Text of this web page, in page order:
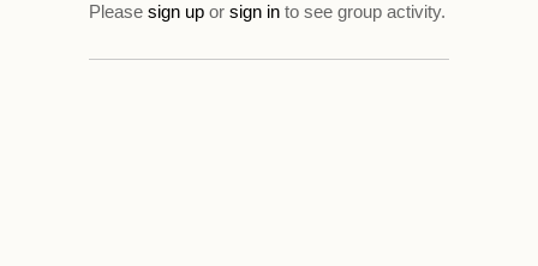
Please sign up or sign in to see group activity.